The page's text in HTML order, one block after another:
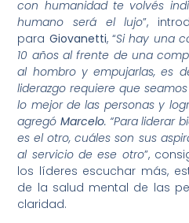
con humanidad te volvés
humano será el lujo”,
para Giovanetti, “Si hay una
10 años al frente de una
al hombro y empujarlas, es
liderazgo requiere que
lo mejor de las personas y
agregó Marcelo. “Para liderar
es el otro, cuáles son sus
al servicio de ese otro”,
los líderes escuchar más,
de la salud mental de las
claridad.